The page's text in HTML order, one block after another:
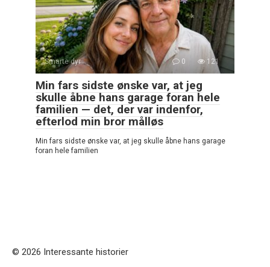
Smarte dyr 0 121
Min fars sidste ønske var, at jeg
skulle åbne hans garage foran hele
familien — det, der var indenfor,
efterlod min bror målløs
Min fars sidste ønske var, at jeg skulle åbne hans garage
foran hele familien
© 2026 Interessante historier